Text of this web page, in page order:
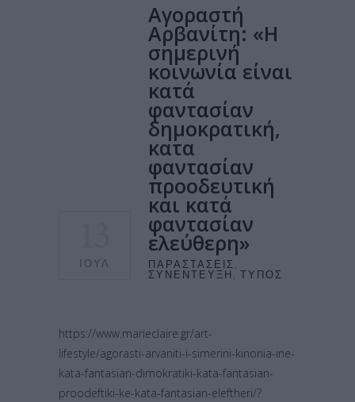
ΙΟΎΛ
Αγοραστή
Αρβανίτη: «Η
σημερινή
κοινωνία είναι
κατά
φαντασίαν
δημοκρατική,
κατα
φαντασίαν
προοδευτική
και κατά
φαντασίαν
ελεύθερη»
ΠΑΡΑΣΤΆΣΕΙΣ
ΣΥΝΈΝΤΕΥΞΗ
,ΤΎΠΟΣ
https://www.marieclaire.gr/art-
lifestyle/agorasti-arvaniti-i-simerini-kinonia-ine-
kata-fantasian-dimokratiki-kata-fantasian-
proodeftiki-ke-kata-fantasian-eleftheri/?